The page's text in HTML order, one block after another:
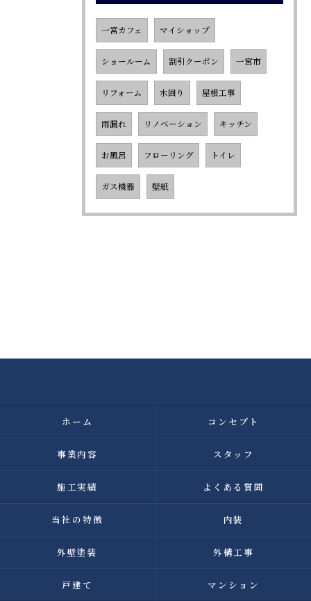
一宮カフェ マイショップ
ショールーム 割引クーポン 一宮市
リフォーム 水回り 屋根工事
雨漏れ リノベーション キッチン
お風呂 フローリング トイレ
ガス機器 壁紙
ホーム コンセプト
事業内容 スタッフ
施工実績 よくある質問
当社の特徴 内装
外壁塗装 外構工事
戸建て マンション